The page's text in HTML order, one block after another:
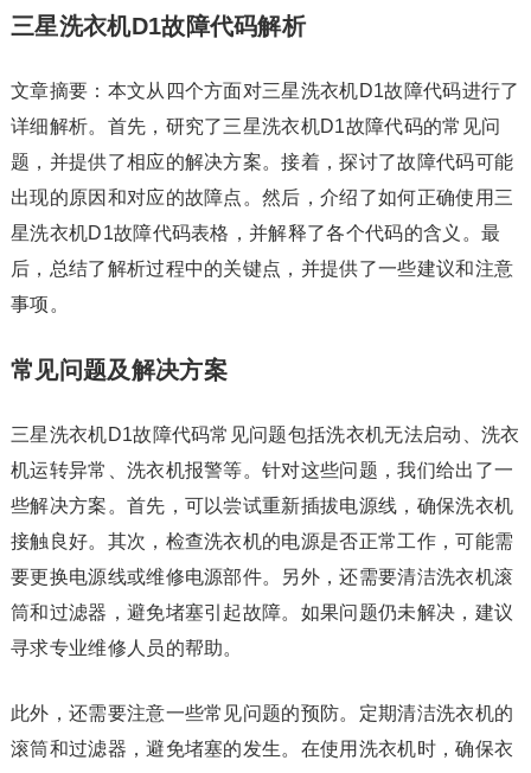
三星洗衣机D1故障代码解析
文章摘要：本文从四个方面对三星洗衣机D1故障代码进行了
详细解析。首先，研究了三星洗衣机D1故障代码的常见问
题，并提供了相应的解决方案。接着，探讨了故障代码可能
出现的原因和对应的故障点。然后，介绍了如何正确使用三
星洗衣机D1故障代码表格，并解释了各个代码的含义。最
后，总结了解析过程中的关键点，并提供了一些建议和注意
事项。
常见问题及解决方案
三星洗衣机D1故障代码常见问题包括洗衣机无法启动、洗衣
机运转异常、洗衣机报警等。针对这些问题，我们给出了一
些解决方案。首先，可以尝试重新插拔电源线，确保洗衣机
接触良好。其次，检查洗衣机的电源是否正常工作，可能需
要更换电源线或维修电源部件。另外，还需要清洁洗衣机滚
筒和过滤器，避免堵塞引起故障。如果问题仍未解决，建议
寻求专业维修人员的帮助。
此外，还需要注意一些常见问题的预防。定期清洁洗衣机的
滚筒和过滤器，避免堵塞的发生。在使用洗衣机时，确保衣